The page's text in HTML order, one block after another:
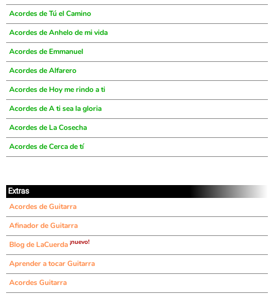
Acordes de Tú el Camino
Acordes de Anhelo de mi vida
Acordes de Emmanuel
Acordes de Alfarero
Acordes de Hoy me rindo a ti
Acordes de A ti sea la gloria
Acordes de La Cosecha
Acordes de Cerca de tí
Extras
Acordes de Guitarra
Afinador de Guitarra
Blog de LaCuerda ¡nuevo!
Aprender a tocar Guitarra
Acordes Guitarra